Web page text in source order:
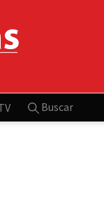
Buscar